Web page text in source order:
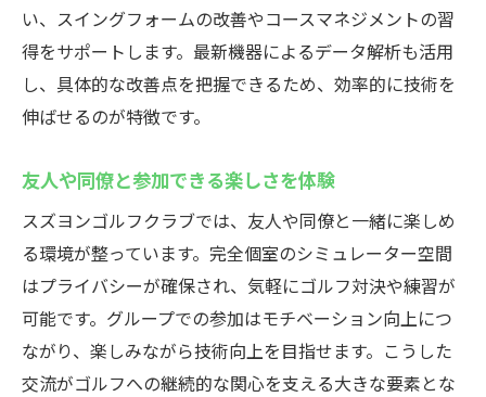
い、スイングフォームの改善やコースマネジメントの習
得をサポートします。最新機器によるデータ解析も活用
し、具体的な改善点を把握できるため、効率的に技術を
伸ばせるのが特徴です。
友人や同僚と参加できる楽しさを体験
スズヨンゴルフクラブでは、友人や同僚と一緒に楽しめ
る環境が整っています。完全個室のシミュレーター空間
はプライバシーが確保され、気軽にゴルフ対決や練習が
可能です。グループでの参加はモチベーション向上につ
ながり、楽しみながら技術向上を目指せます。こうした
交流がゴルフへの継続的な関心を支える大きな要素とな